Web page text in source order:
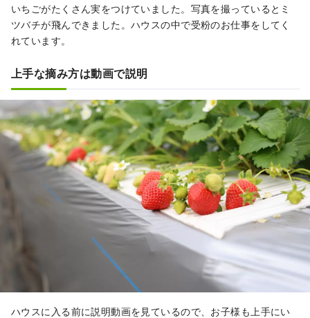
いちごがたくさん実をつけていました。写真を撮っているとミ
ツバチが飛んできました。ハウスの中で受粉のお仕事をしてく
れています。
上手な摘み方は動画で説明
ハウスに入る前に説明動画を見ているので、お子様も上手にい